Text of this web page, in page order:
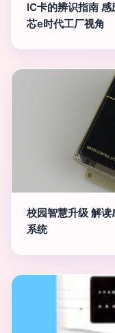
IC卡的辨识指南
芯e时代工厂视角
校园智慧升级 解
系统